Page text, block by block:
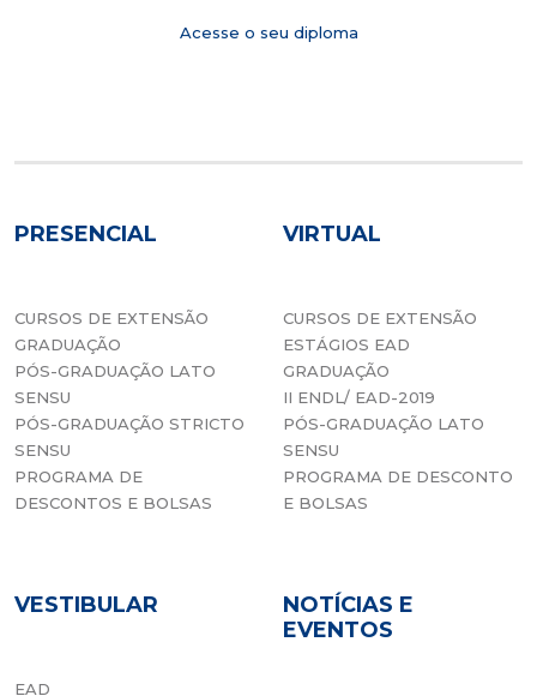
Acesse o seu diploma
PRESENCIAL
CURSOS DE EXTENSÃO
GRADUAÇÃO
PÓS-GRADUAÇÃO LATO
SENSU
PÓS-GRADUAÇÃO STRICTO
SENSU
PROGRAMA DE
DESCONTOS E BOLSAS
VIRTUAL
CURSOS DE EXTENSÃO
ESTÁGIOS EAD
GRADUAÇÃO
II ENDL/ EAD-2019
PÓS-GRADUAÇÃO LATO
SENSU
PROGRAMA DE DESCONTO
E BOLSAS
VESTIBULAR
EAD
NOTÍCIAS E
EVENTOS